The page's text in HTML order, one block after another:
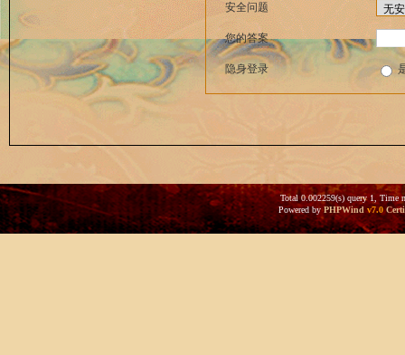
安全问题
您的答案
隐身登录
Total 0.002259(s) query 1, Time
Powered byPHPWind v7.0